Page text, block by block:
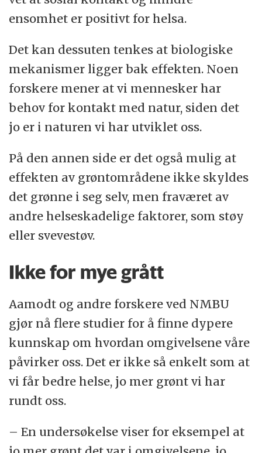
ensomhet er positivt for helsa.
Det kan dessuten tenkes at biologiske
mekanismer ligger bak effekten. Noen
forskere mener at vi mennesker har
behov for kontakt med natur, siden det
jo er i naturen vi har utviklet oss.
På den annen side er det også mulig at
effekten av grøntområdene ikke skyldes
det grønne i seg selv, men fraværet av
andre helseskadelige faktorer, som støy
eller svevestøv.
Ikke for mye grått
Aamodt og andre forskere ved NMBU
gjør nå flere studier for å finne dypere
kunnskap om hvordan omgivelsene våre
påvirker oss. Det er ikke så enkelt som at
vi får bedre helse, jo mer grønt vi har
rundt oss.
– En undersøkelse viser for eksempel at